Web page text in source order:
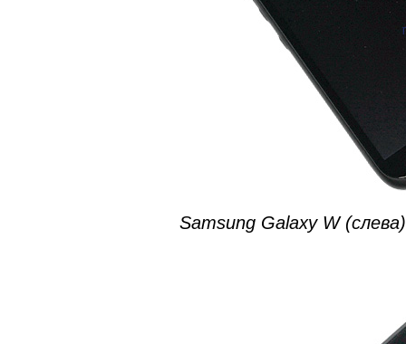
Samsung Galaxy W